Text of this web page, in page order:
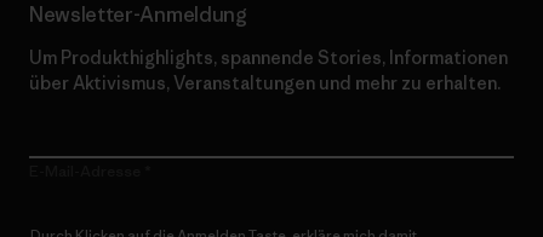
Newsletter-Anmeldung
Um Produkthighlights, spannende Stories, Informationen
über Aktivismus, Veranstaltungen und mehr zu erhalten.